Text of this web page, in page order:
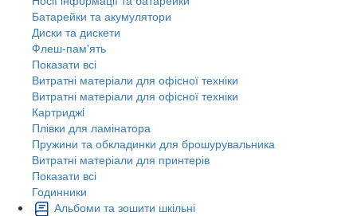
Батарейки та акумулятори
Диски та дискети
Флеш-пам'ять
Показати всі
Витратні матеріали для офісної техніки
Витратні матеріали для офісної техніки
Картриджi
Плівки для ламінатора
Пружини та обкладинки для брошурувальника
Витратні матеріали для принтерів
Показати всі
Годинники
Альбоми та зошити шкільні